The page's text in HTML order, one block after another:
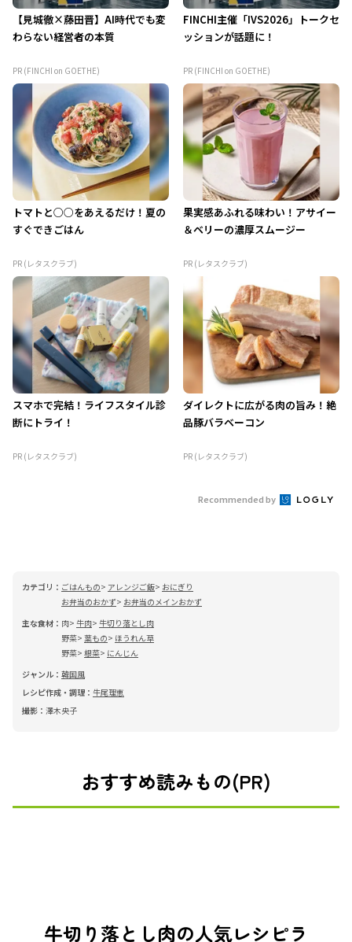
【見城徹×藤田晋】AI時代でも変
わらない経営者の本質
PR (FINCHI on GOETHE)
FINCHI主催「IVS2026」トークセ
ッションが話題に！
PR (FINCHI on GOETHE)
トマトと○○をあえるだけ！夏の
すぐできごはん
PR (レタスクラブ)
果実感あふれる味わい！アサイー
＆ベリーの濃厚スムージー
PR (レタスクラブ)
スマホで完結！ライフスタイル診
断にトライ！
PR (レタスクラブ)
ダイレクトに広がる肉の旨み！絶
品豚バラベーコン
PR (レタスクラブ)
Recommended by
カテゴリ： ごはんもの アレンジご飯
おにぎり
お弁当のおかず
お弁当のメインおかず
主な食材： 肉 牛肉 牛切り落とし肉
野菜 葉もの
ほうれん草
野菜 根菜
にんじん
ジャンル： 韓国風
レシピ作成・調理： 牛尾理恵
撮影： 澤木央子
おすすめ読みもの(PR)
牛切り落とし肉の人気レシピラ